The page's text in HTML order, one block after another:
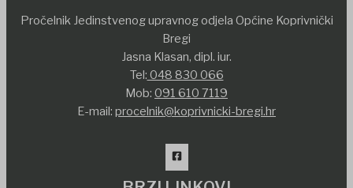
Pročelnik Jedinstvenog upravnog odjela Općine Koprivnički
Bregi
Jasna Klasan, dipl. iur.
Tel: 048 830 066
Mob: 091 610 7119
E-mail: procelnik@koprivnicki-bregi.hr